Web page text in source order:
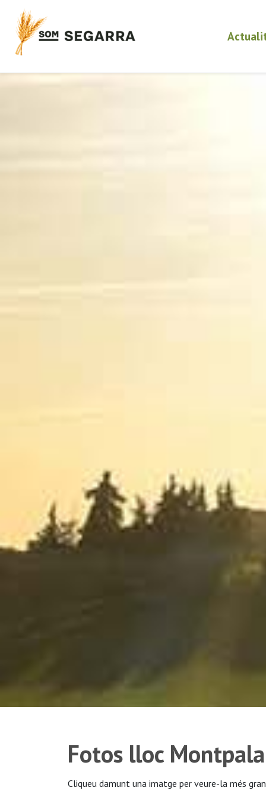
Fotos lloc
Cliqueu damunt una imatge per veure-la més